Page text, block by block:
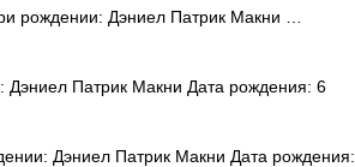
рождении: Дэниел Патрик Макни …
Патрик Макни Дата рождения: 6
Дэниел Патрик Макни Дата рождения: